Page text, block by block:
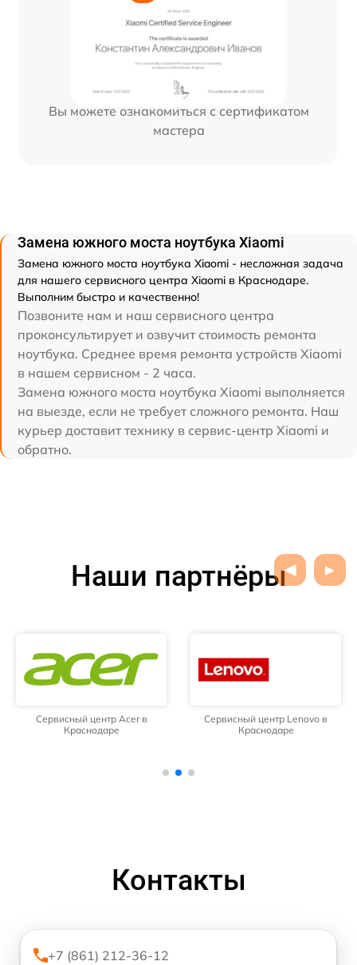
Вы можете ознакомиться с сертификатом
мастера
Замена южного моста ноутбука Xiaomi
Замена южного моста ноутбука Xiaomi - несложная задача
для нашего сервисного центра Xiaomi в Краснодаре.
Выполним быстро и качественно!
Позвоните нам и наш сервисного центра
проконсультирует и озвучит стоимость ремонта
ноутбука. Среднее время ремонта устройств Xiaomi
в нашем сервисном - 2 часа.
Замена южного моста ноутбука Xiaomi выполняется
на выезде, если не требует сложного ремонта. Наш
курьер доставит технику в сервис-центр Xiaomi и
обратно.
Наши партнёры
Сервисный центр Acer в
Краснодаре
Сервисный центр Lenovo в
Краснодаре
Контакты
+7 (861) 212-36-12